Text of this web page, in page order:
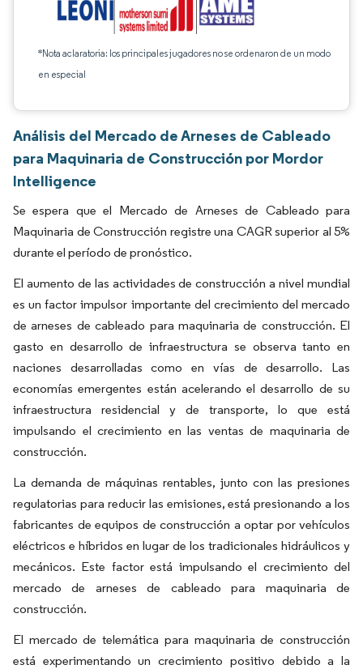
*Nota aclaratoria: los principales jugadores no se ordenaron de un modo
en especial
Análisis del Mercado de Arneses de Cableado
para Maquinaria de Construcción por Mordor
Intelligence
Se espera que el Mercado de Arneses de Cableado para
Maquinaria de Construcción registre una CAGR superior al 5%
durante el período de pronóstico.
El aumento de las actividades de construcción a nivel mundial
es un factor impulsor importante del crecimiento del mercado
de arneses de cableado para maquinaria de construcción. El
gasto en desarrollo de infraestructura se observa tanto en
naciones desarrolladas como en vías de desarrollo. Las
economías emergentes están acelerando el desarrollo de su
infraestructura residencial y de transporte, lo que está
impulsando el crecimiento en las ventas de maquinaria de
construcción.
La demanda de máquinas rentables, junto con las presiones
regulatorias para reducir las emisiones, está presionando a los
fabricantes de equipos de construcción a optar por vehículos
eléctricos e híbridos en lugar de los tradicionales hidráulicos y
mecánicos. Este factor está impulsando el crecimiento del
mercado de arneses de cableado para maquinaria de
construcción.
El mercado de telemática para maquinaria de construcción
está experimentando un crecimiento positivo debido a la